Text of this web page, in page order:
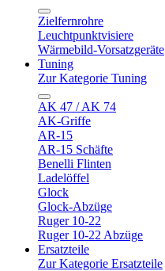
Zielfernrohre
Leuchtpunktvisiere
Wärmebild-Vorsatzgeräte
Tuning
Zur Kategorie Tuning
AK 47 / AK 74
AK-Griffe
AR-15
AR-15 Schäfte
Benelli Flinten
Ladelöffel
Glock
Glock-Abzüge
Ruger 10-22
Ruger 10-22 Abzüge
Ersatzteile
Zur Kategorie Ersatzteile